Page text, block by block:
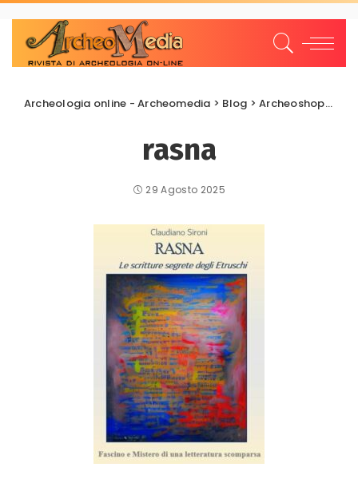
Archeologia online - Archeomedia > Blog >Archeoshop>
rasna
29 Agosto 2025